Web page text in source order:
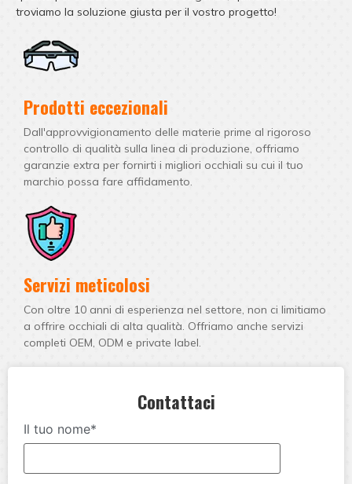
troviamo la soluzione giusta per il vostro progetto!
Prodotti eccezionali
Dall'approvvigionamento delle materie prime al rigoroso
controllo di qualità sulla linea di produzione, offriamo
garanzie extra per fornirti i migliori occhiali su cui il tuo
marchio possa fare affidamento.
Servizi meticolosi
Con oltre 10 anni di esperienza nel settore, non ci limitiamo
a offrire occhiali di alta qualità. Offriamo anche servizi
completi OEM, ODM e private label.
Contattaci
Il tuo nome*